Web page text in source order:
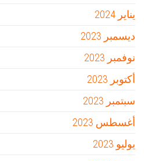
يناير 2024
ديسمبر 2023
نوفمبر 2023
أكتوبر 2023
سبتمبر 2023
أغسطس 2023
يوليو 2023